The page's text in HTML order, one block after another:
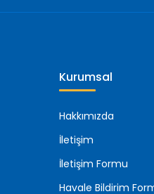
Kurumsal
Hakkımızda
İletişim
İletişim Formu
Havale Bildirim